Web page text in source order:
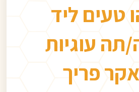
טעים ליד
עוגיות
פריך